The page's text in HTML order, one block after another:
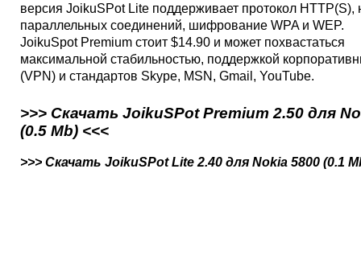
версия JoikuSPot Lite поддерживает протокол HTTP(S),
параллельных соединений, шифрование WPA и WEP.
JoikuSpot Premium стоит $14.90 и может похвастаться
максимальной стабильностью, поддержкой
(VPN) и стандартов Skype, MSN, Gmail, YouTube.
>>> Скачать JoikuSPot Premium 2.50 для
(0.5 Mb) <<<
>>> Скачать JoikuSPot Lite 2.40 для Nokia 5800 (0.1